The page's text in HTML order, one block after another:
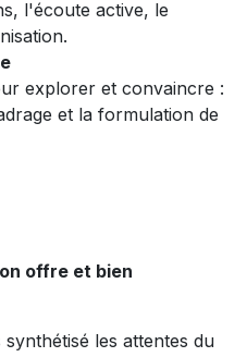
l'écoute active, le
explorer et convaincre :
et la formulation de
offre et bien
les attentes du